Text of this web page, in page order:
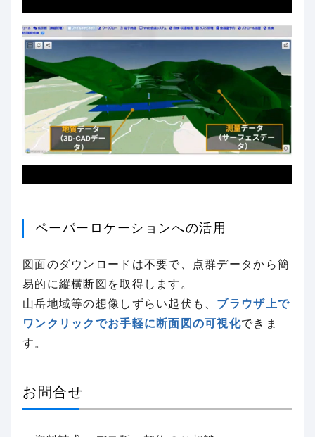
ペーパーロケーションへの活用
図面のダウンロードは不要で、点群データから簡
易的に縦横断図を取得します。
山岳地域等の想像しずらい起伏も、 ブラウザ上で
ワンクリックでお手軽に断面図の可視化できま
す。
お問合せ